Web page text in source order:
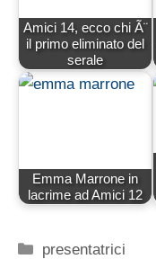
Amici 14, ecco chi Ã¨
il primo eliminato del
serale
Emma Marrone in
lacrime ad Amici 12
Categorie
presentatrici